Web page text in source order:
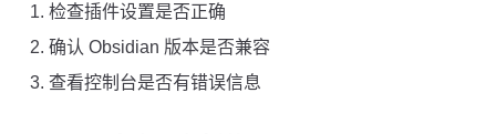
检查插件设置是否正确
确认 Obsidian 版本是否兼容
查看控制台是否有错误信息